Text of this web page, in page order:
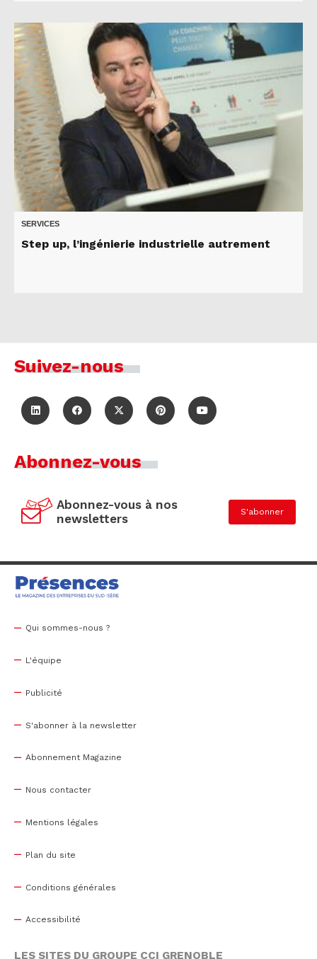
SERVICES
Step up, l’ingénierie industrielle autrement
Suivez-nous
Abonnez-vous
Abonnez-vous à nos
newsletters
S'abonner
Qui sommes-nous ?
L'équipe
Publicité
S'abonner à la newsletter
Abonnement Magazine
Nous contacter
Mentions légales
Plan du site
Conditions générales
Accessibilité
LES SITES DU GROUPE CCI GRENOBLE